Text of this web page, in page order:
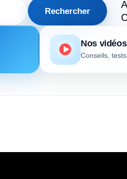
Rechercher
Nos vidéos
Conseils,